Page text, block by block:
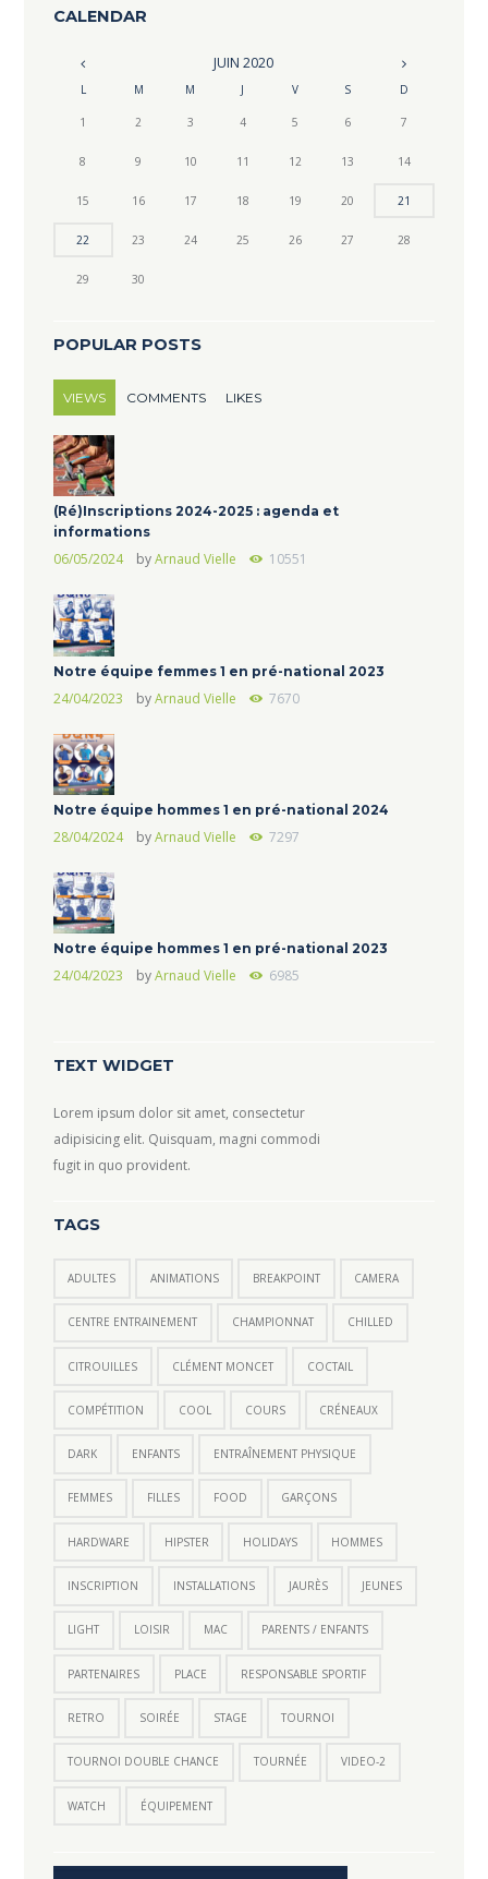
CALENDAR
JUIN 2020
L M M J V S D
1 2 3 4 5 6 7
8 9 10 11 12 13 14
15 16 17 18 19 20 21
22 23 24 25 26 27 28
29 30
POPULAR POSTS
VIEWS COMMENTS LIKES
(Ré)Inscriptions 2024-2025 : agenda et
informations
06/05/2024 byArnaud Vielle 10551
Notre équipe femmes 1 en pré-national 2023
24/04/2023 byArnaud Vielle 7670
Notre équipe hommes 1 en pré-national 2024
28/04/2024 byArnaud Vielle 7297
Notre équipe hommes 1 en pré-national 2023
24/04/2023 byArnaud Vielle 6985
TEXT WIDGET
Lorem ipsum dolor sit amet, consectetur
adipisicing elit. Quisquam, magni commodi
fugit in quo provident.
TAGS
ADULTES ANIMATIONS BREAKPOINT CAMERA
CENTRE ENTRAINEMENT CHAMPIONNAT CHILLED
CITROUILLES CLÉMENT MONCET COCTAIL
COMPÉTITION COOL COURS CRÉNEAUX
DARK ENFANTS ENTRAÎNEMENT PHYSIQUE
FEMMES FILLES FOOD GARÇONS
HARDWARE HIPSTER HOLIDAYS HOMMES
INSCRIPTION INSTALLATIONS JAURÈS JEUNES
LIGHT LOISIR MAC PARENTS / ENFANTS
PARTENAIRES PLACE RESPONSABLE SPORTIF
RETRO SOIRÉE STAGE TOURNOI
TOURNOI DOUBLE CHANCE TOURNÉE VIDEO-2
WATCH ÉQUIPEMENT